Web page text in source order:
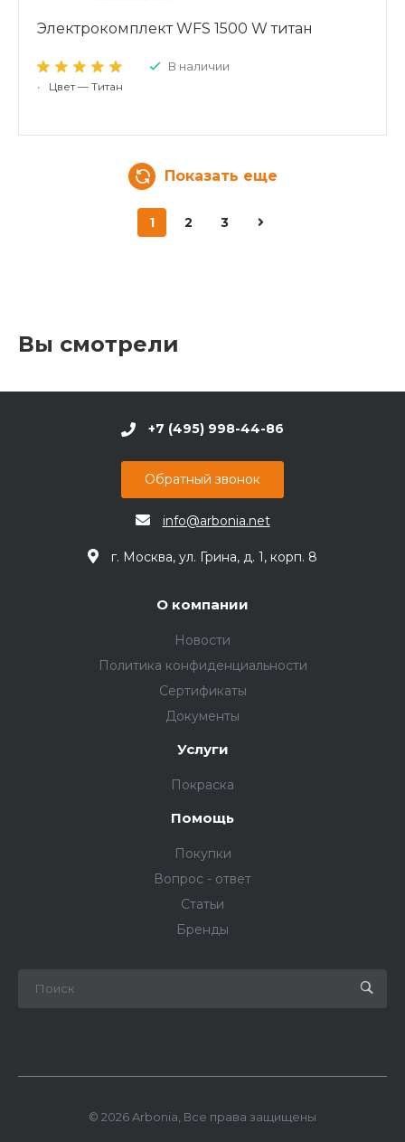
Электрокомплект WFS 1500 W титан
В наличии
• Цвет — Титан
Показать еще
1 2 3
Вы смотрели
+7 (495) 998-44-86
Обратный звонок
info@arbonia.net
г. Москва, ул. Грина, д. 1, корп. 8
О компании
Новости
Политика конфиденциальности
Сертификаты
Документы
Услуги
Покраска
Помощь
Покупки
Вопрос - ответ
Статьи
Бренды
© 2026 Arbonia, Все права защищены